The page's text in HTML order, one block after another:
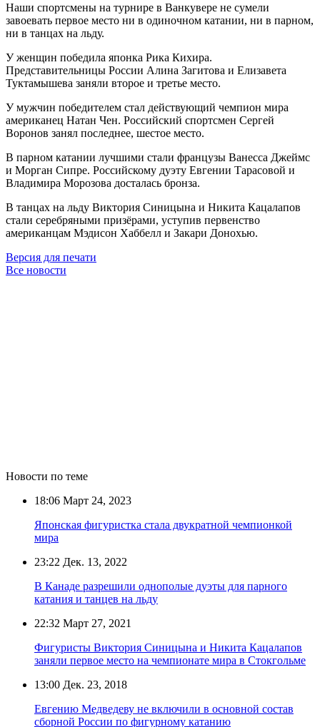
Наши спортсмены на турнире в Ванкувере не сумели
завоевать первое место ни в одиночном катании, ни в парном,
ни в танцах на льду.
У женщин победила японка Рика Кихира.
Представительницы России Алина Загитова и Елизавета
Туктамышева заняли второе и третье место.
У мужчин победителем стал действующий чемпион мира
американец Натан Чен. Российский спортсмен Сергей
Воронов занял последнее, шестое место.
В парном катании лучшими стали французы Ванесса Джеймс
и Морган Сипре. Российскому дуэту Евгении Тарасовой и
Владимира Морозова досталась бронза.
В танцах на льду Виктория Синицына и Никита Кацалапов
стали серебряными призёрами, уступив первенство
американцам Мэдисон Хаббелл и Закари Донохью.
Версия для печати
Все новости
Новости по теме
18:06 Март 24, 2023
Японская фигуристка стала двукратной чемпионкой
мира
23:22 Дек. 13, 2022
В Канаде разрешили однополые дуэты для парного
катания и танцев на льду
22:32 Март 27, 2021
Фигуристы Виктория Синицына и Никита Кацалапов
заняли первое место на чемпионате мира в Стокгольме
13:00 Дек. 23, 2018
Евгению Медведеву не включили в основной состав
сборной России по фигурному катанию